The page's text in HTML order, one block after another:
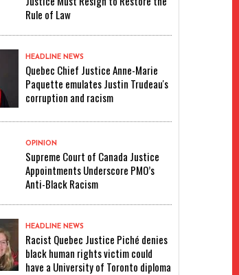
Rule of Law
HEADLINE NEWS
Quebec Chief Justice Anne-Marie
Paquette emulates Justin Trudeau's
corruption and racism
OPINION
Supreme Court of Canada Justice
Appointments Underscore PMO’s
Anti-Black Racism
HEADLINE NEWS
Racist Quebec Justice Piché denies
black human rights victim could
have a University of Toronto diploma